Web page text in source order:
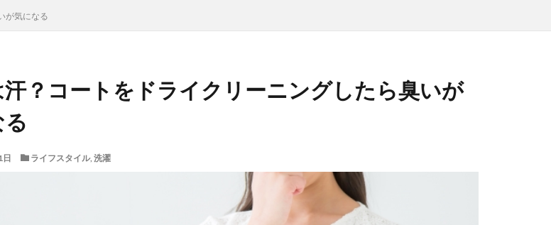
が気になる
汗？コートをドライクリーニングしたら臭いが
ライフスタイル, 洗濯